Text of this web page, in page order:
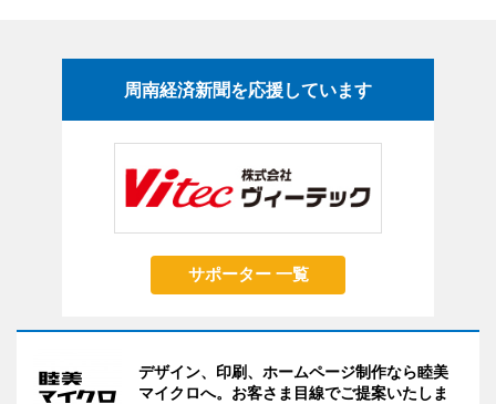
周南経済新聞を応援しています
サポーター 一覧
デザイン、印刷、ホームページ制作なら睦美
マイクロへ。お客さま目線でご提案いたしま